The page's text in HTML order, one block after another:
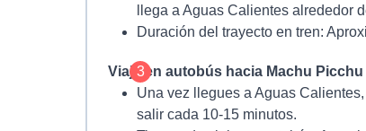
llega a Aguas Calientes alrededor
Duración del trayecto en tren:
3
Viaje en autobús hacia Machu
Una vez llegues a Aguas
salir cada 10-15 minutos.